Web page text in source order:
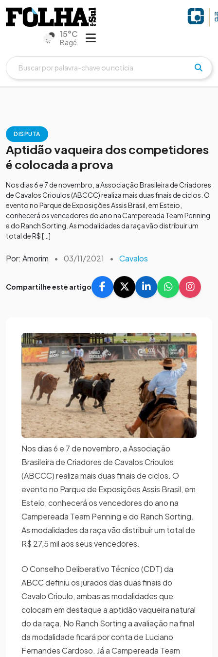
15°C
Bagé
DISPUTA
Aptidão vaqueira dos competidores
é colocada a prova
Nos dias 6 e 7 de novembro, a Associação Brasileira de Criadores
de Cavalos Crioulos (ABCCC) realiza mais duas finais de ciclos. O
evento no Parque de Exposições Assis Brasil, em Esteio,
conhecerá os vencedores do ano na Campereada Team Penning
e do Ranch Sorting. As modalidades da raça vão distribuir um
total de R$ […]
Por: Amorim • 03/11/2021 • Cavalos
Compartilhe este artigo
Nos dias 6 e 7 de novembro, a Associação
Brasileira de Criadores de Cavalos Crioulos
(ABCCC) realiza mais duas finais de ciclos. O
evento no Parque de Exposições Assis Brasil, em
Esteio, conhecerá os vencedores do ano na
Campereada Team Penning e do Ranch Sorting.
As modalidades da raça vão distribuir um total de
R$ 27,5 mil aos seus vencedores.
O Conselho Deliberativo Técnico (CDT) da
ABCC definiu os jurados das duas finais do
Cavalo Crioulo, ambas as modalidades que
colocam em destaque a aptidão vaqueira natural
do da raça. No Ranch Sorting a avaliação na final
da modalidade ficará por conta de Luciano
Fernandes Cardoso. Já a Campereada Team